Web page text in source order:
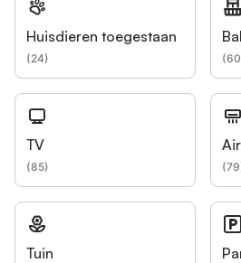
Huisdieren toegestaan
(24) (60
TV
(85) (79
Tuin